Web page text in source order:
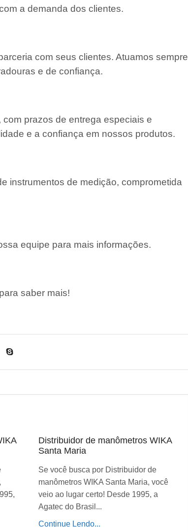
a demanda dos clientes.
com seus clientes. Atuamos sempre
e de confiança.
prazos de entrega especiais e
e a confiança em nossos produtos.
instrumentos de medição, comprometida
equipe para mais informações.
saber mais!
Distribuidor de manômetros WIKA
Santa Maria
Se você busca por Distribuidor de
manômetros WIKA Santa Maria, você
veio ao lugar certo! Desde 1995, a
Agatec do Brasil...
Continue Lendo...